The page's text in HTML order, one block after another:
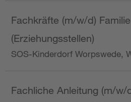
Fachkräfte (m/w/d)
(Erziehungsstellen)
SOS-Kinderdorf Worpswede,
Fachliche Anleitung (m/